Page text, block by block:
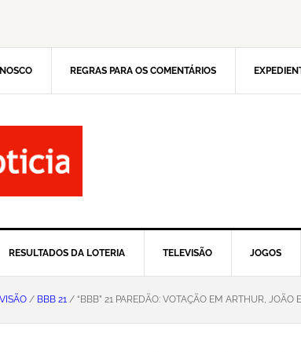
REGRAS PARA OS COMENTÁRIOS
RESULTADOS DA LOTERIA TELEVISÃO JOGOS
/ BBB 21 / “BBB” 21 PAREDÃO: VOTAÇÃO EM ARTHUR, JOÃO